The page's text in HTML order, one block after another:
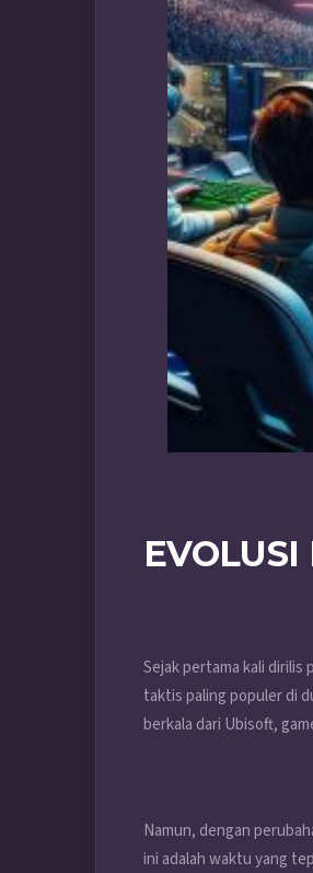
Sejak pertama kali dirilis
taktis paling populer di
berkala dari Ubisoft,
Namun, dengan
ini adalah waktu yang